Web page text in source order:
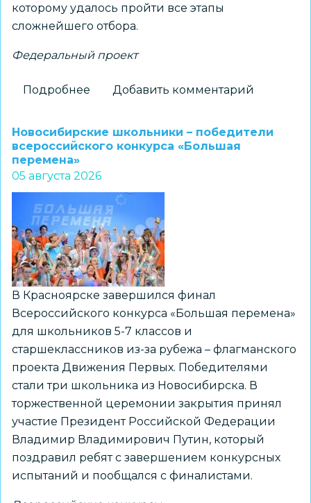
которому удалось пройти все этапы
сложнейшего отбора.
Федеральный проект
Подробнее
установит
региона
Северном
полюсе
Добавить комментарий
Новосибирские школьники – победители
всероссийского конкурса «Большая
перемена»
05 августа 2026
В Красноярске завершился финал
Всероссийского конкурса «Большая перемена»
для школьников 5-7 классов и
старшеклассников из-за рубежа – флагманского
проекта Движения Первых. Победителями
стали три школьника из Новосибирска. В
торжественной церемонии закрытия принял
участие Президент Российской Федерации
Владимир Владимирович Путин, который
поздравил ребят с завершением конкурсных
испытаний и пообщался с финалистами.